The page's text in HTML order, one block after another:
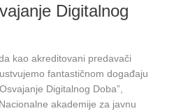
Digitalnog
kao akreditovani predavači
fantastičnom događaju
Digitalnog Doba”,
akademije za javnu